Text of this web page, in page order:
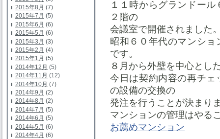
2015年8月 (7)
2015年7月 (5)
2015年6月 (6)
2015年5月 (6)
2015年3月 (3)
2015年2月 (4)
2015年1月 (5)
2014年12月 (5)
2014年11月 (12)
2014年10月 (7)
2014年9月 (2)
2014年8月 (2)
2014年7月 (5)
2014年6月 (5)
2014年5月 (6)
2014年4月 (6)
１１時からグランドー
２階の
会議室で開催されました
昭和６０年代のマンシ
です。
８月から外壁を中心とし
今日は契約内容の再チ
の設備の交換の
発注を行うことが決まり
マンションの管理はやる
お薦めマンション